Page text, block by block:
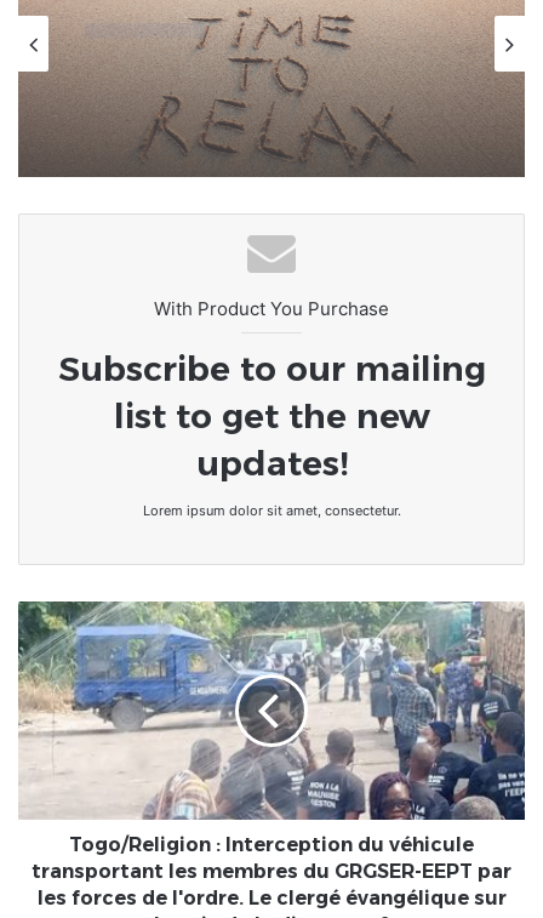
Actualités
il y a 3 semaines
[LeCoupD’œil] Le chassé-croisé
entre vacanciers de juillet et d’août
a commencé.
With Product You Purchase
Subscribe to our mailing
list to get the new
updates!
Lorem ipsum dolor sit amet, consectetur.
Togo/Religion
:
Interception
du
véhicule
transportant
les
membres
du
GRGSER-
EEPT
Togo/Religion : Interception du véhicule
transportant les membres du GRGSER-EEPT par
les forces de l'ordre. Le clergé évangélique sur